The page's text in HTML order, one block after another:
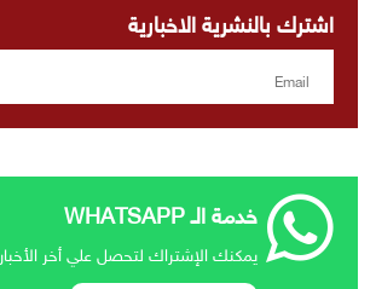
اشترك بالنشرية الاخبارية
خدمة الـ WHATSAPP
يمكنك الإشتراك لتحصل علي أخر الأخبار